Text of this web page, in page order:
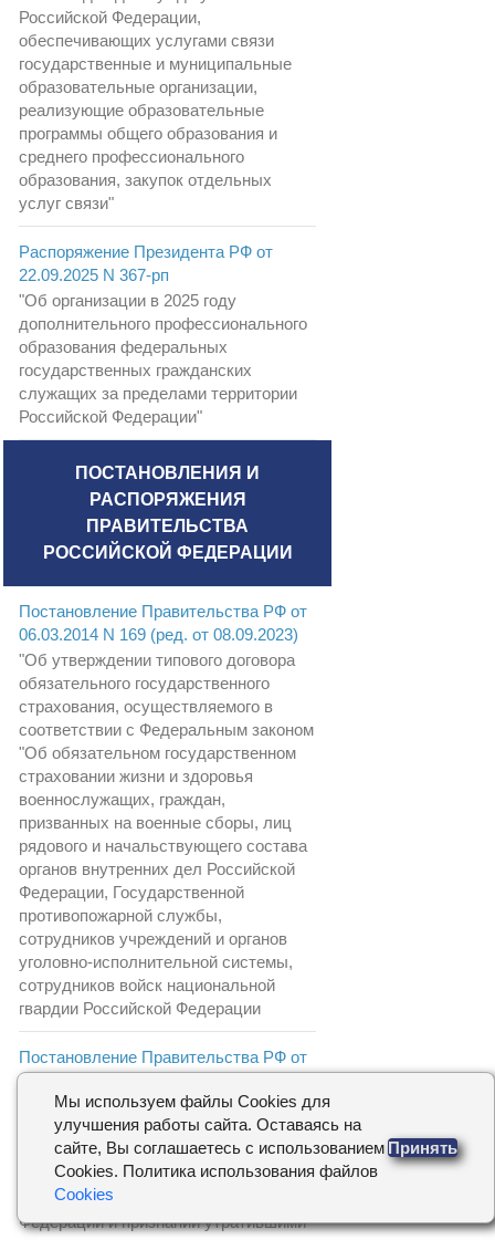
Российской Федерации,
обеспечивающих услугами связи
государственные и муниципальные
образовательные организации,
реализующие образовательные
программы общего образования и
среднего профессионального
образования, закупок отдельных
услуг связи"
Распоряжение Президента РФ от
22.09.2025 N 367-рп
"Об организации в 2025 году
дополнительного профессионального
образования федеральных
государственных гражданских
служащих за пределами территории
Российской Федерации"
ПОСТАНОВЛЕНИЯ И
РАСПОРЯЖЕНИЯ
ПРАВИТЕЛЬСТВА
РОССИЙСКОЙ ФЕДЕРАЦИИ
Постановление Правительства РФ от
06.03.2014 N 169 (ред. от 08.09.2023)
"Об утверждении типового договора
обязательного государственного
страхования, осуществляемого в
соответствии с Федеральным законом
"Об обязательном государственном
страховании жизни и здоровья
военнослужащих, граждан,
призванных на военные сборы, лиц
рядового и начальствующего состава
органов внутренних дел Российской
Федерации, Государственной
противопожарной службы,
сотрудников учреждений и органов
уголовно-исполнительной системы,
сотрудников войск национальной
гвардии Российской Федерации
Постановление Правительства РФ от
30.06.2021 N 1078 (ред. от 15.10.2022)
"О порядке ведения реестра
недобросовестных поставщиков
(подрядчиков, исполнителей), о
внесении изменений в некоторые акты
Правительства Российской
Федерации и признании утратившими
Мы используем файлы Cookies для
улучшения работы сайта. Оставаясь на
сайте, Вы соглашаетесь с использованием
Cookies. Политика использования файлов
Cookies
Принять